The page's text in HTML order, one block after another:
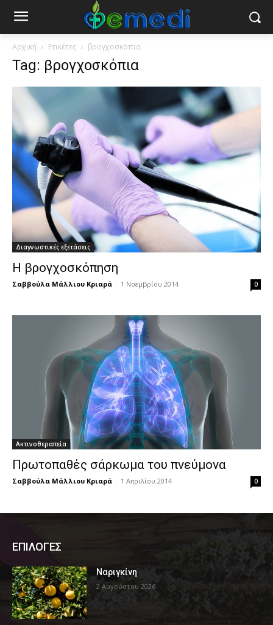
Αρχική Ετικέτες βρογχοσκόπια
Tag: βρογχοσκόπια
Διαγνωστικές εξετάσεις
Η βρογχοσκόπηση
Σαββούλα Μάλλιου Κριαρά - 1 Νοεμβρίου 2014 0
Ακτινοθεραπεία
Πρωτοπαθές σάρκωμα του πνεύμονα
Σαββούλα Μάλλιου Κριαρά - 1 Απριλίου 2014 0
ΕΠΙΛΟΓΕΣ
Ναριγκίνη
2 Αυγούστου 2026